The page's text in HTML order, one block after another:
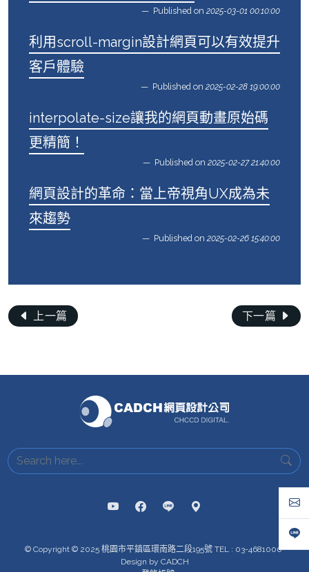
Published on 2025-03-01 00:10:00
利用scroll-margin設計網頁可以有效提升
客戶體驗
Published on 2025-02-28 19:00:00
interpolate-size讓我的網頁動畫原始碼
更精簡！
Published on 2025-02-27 21:40:00
網頁設計的革命：當上帝視角UX成為未
來趨勢
Published on 2025-02-26 15:40:00
上一篇 下一篇
© Copyright © 2025 桃園市平鎮區環南路二段195號 TEL : 03-4681000
Design by CADCH